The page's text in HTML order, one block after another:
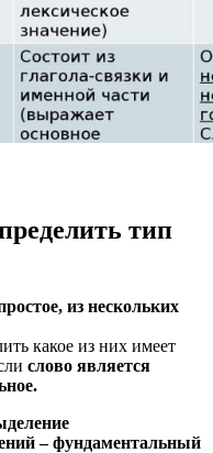
тип
из нескольких
какое из них имеет
слово является
– фундаментальный